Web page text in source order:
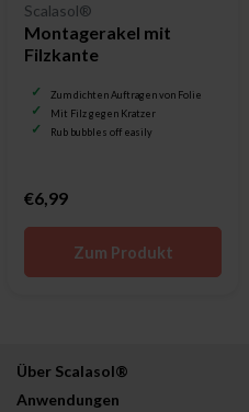
Scalasol®
Montagerakel mit
Filzkante
Zum dichten Auftragen von Folie
Mit Filz gegen Kratzer
Rub bubbles off easily
€6,99
Zum Produkt
Über Scalasol®
Anwendungen